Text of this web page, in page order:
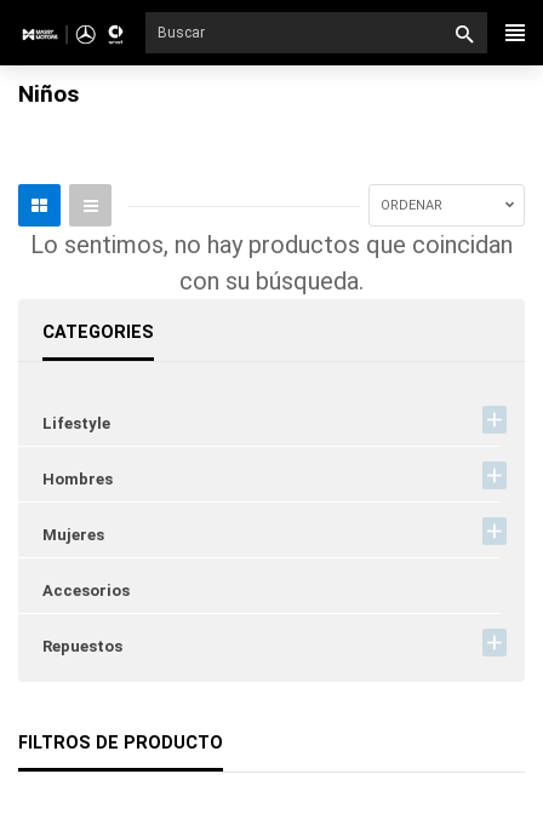
directamente
CATEGORIES
Lifestyle
Hombres
Mujeres
Accesorios
Repuestos
FILTROS DE PRODUCTO
Niños
ORDENAR
Lo sentimos, no hay productos que coincidan
con su búsqueda.